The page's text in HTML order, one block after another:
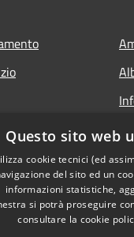
Questo sito web
cookie tecnici (ed
del sito ed un
informazioni statistiche,
si potrà proseguire
consultare la cookie